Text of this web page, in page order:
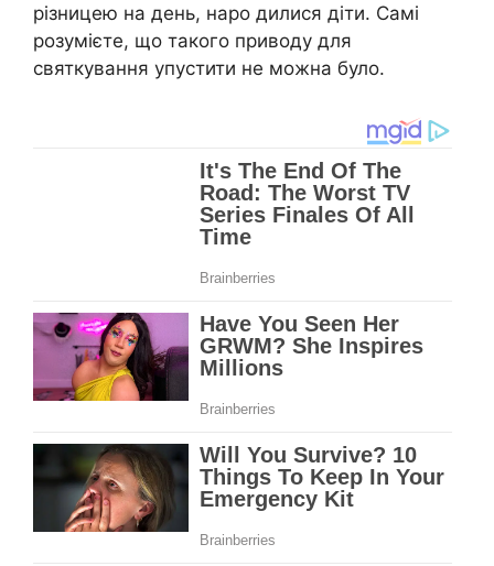
різницею на день, наро дилися діти. Самі
розумієте, що такого приводу для
святкування упустити не можна було.